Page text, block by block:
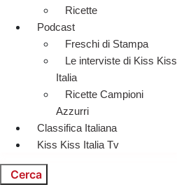
Ricette
Podcast
Freschi di Stampa
Le interviste di Kiss Kiss
Italia
Ricette Campioni
Azzurri
Classifica Italiana
Kiss Kiss Italia Tv
Cerca